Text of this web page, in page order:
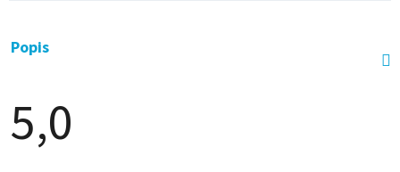
Popis
5,0